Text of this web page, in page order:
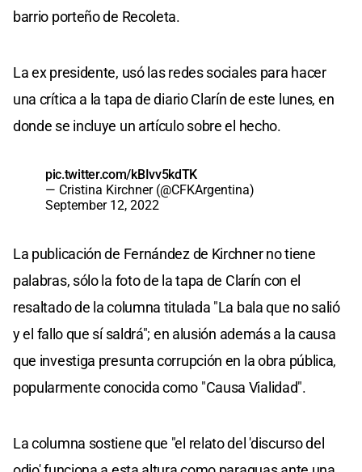
barrio porteño de Recoleta.
La ex presidente, usó las redes sociales para hacer
una crítica a la tapa de diario Clarín de este lunes, en
donde se incluye un artículo sobre el hecho.
pic.twitter.com/kBIvv5kdTK
— Cristina Kirchner (@CFKArgentina)
September 12, 2022
La publicación de Fernández de Kirchner no tiene
palabras, sólo la foto de la tapa de Clarín con el
resaltado de la columna titulada "La bala que no salió
y el fallo que sí saldrá"; en alusión además a la causa
que investiga presunta corrupción en la obra pública,
popularmente conocida como "Causa Vialidad".
La columna sostiene que "el relato del 'discurso del